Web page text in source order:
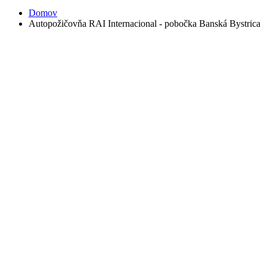
Domov
Autopožičovňa RAI Internacional - pobočka Banská Bystrica